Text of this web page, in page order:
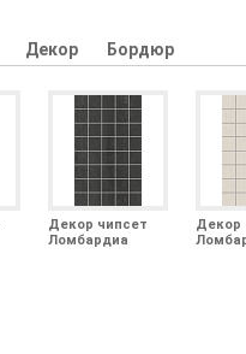
Декор Бордюр
Декор чипсет
Ломбардиа
Декор